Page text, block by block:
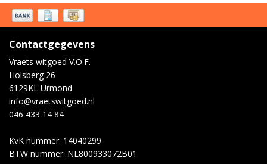
Contactgegevens
Vraets witgoed V.O.F.
Holsberg 26
6129KL Urmond
info@vraetswitgoed.nl
046 433 14 84
KvK nummer: 14040299
BTW nummer: NL800933072B01